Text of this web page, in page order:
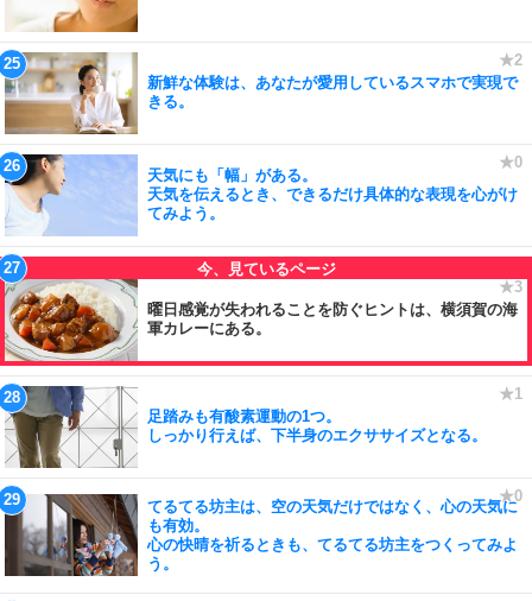
新鮮な体験は、あなたが愛用しているスマホで実現で
きる。
天気にも「幅」がある。
天気を伝えるとき、できるだけ具体的な表現を心がけ
てみよう。
曜日感覚が失われることを防ぐヒントは、横須賀の海
軍カレーにある。
足踏みも有酸素運動の1つ。
しっかり行えば、下半身のエクササイズとなる。
てるてる坊主は、空の天気だけではなく、心の天気に
も有効。
心の快晴を祈るときも、てるてる坊主をつくってみよ
う。